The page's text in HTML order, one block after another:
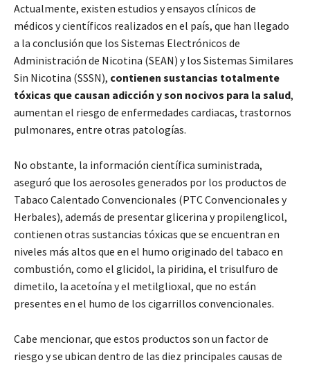
Actualmente, existen estudios y ensayos clínicos de
médicos y científicos realizados en el país, que han llegado
a la conclusión que los Sistemas Electrónicos de
Administración de Nicotina (SEAN) y los Sistemas Similares
Sin Nicotina (SSSN), contienen sustancias totalmente
tóxicas que causan adicción y son nocivos para la salud,
aumentan el riesgo de enfermedades cardiacas, trastornos
pulmonares, entre otras patologías.
No obstante, la información científica suministrada,
aseguró que los aerosoles generados por los productos de
Tabaco Calentado Convencionales (PTC Convencionales y
Herbales), además de presentar glicerina y propilenglicol,
contienen otras sustancias tóxicas que se encuentran en
niveles más altos que en el humo originado del tabaco en
combustión, como el glicidol, la piridina, el trisulfuro de
dimetilo, la acetoína y el metilglioxal, que no están
presentes en el humo de los cigarrillos convencionales.
Cabe mencionar, que estos productos son un factor de
riesgo y se ubican dentro de las diez principales causas de